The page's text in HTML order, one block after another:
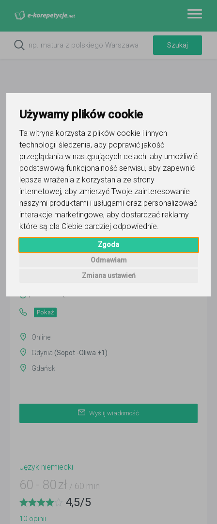
Używamy plików cookie
Ta witryna korzysta z plików cookie i innych
technologii śledzenia, aby poprawić jakość
przeglądania w następujących celach: aby umożliwić
podstawową funkcjonalność serwisu, aby zapewnić
lepsze wrażenia z korzystania ze strony
internetowej, aby zmierzyć Twoje zainteresowanie
naszymi produktami i usługami oraz personalizować
interakcje marketingowe, aby dostarczać reklamy
które są dla Ciebie bardziej odpowiednie.
Zgoda
Odmawiam
Zmiana ustawień
Do ulubionych
Oznacz wystąpienie kontaktu
Rafael Swiatek
Wyślij wiadomość
Pokaż
Online
Gdynia (Sopot -Oliwa +1)
Gdańsk
Wyślij wiadomość
Język niemiecki
60 - 80 zł / 60 min
4,5/5
10 opinii